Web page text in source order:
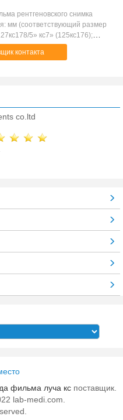
рентгеновского снимка
мм (соответствующий размер
5» кс7» (125кс176);
(201кс252); 254кс305/10»
280кс356/11» кс14»
контакта
co.ltd
фильма луча кспоставщик.
lab-medi.com.